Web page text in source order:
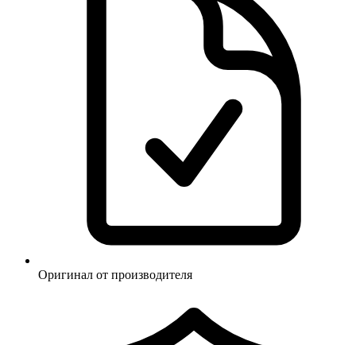
Оригинал от производителя